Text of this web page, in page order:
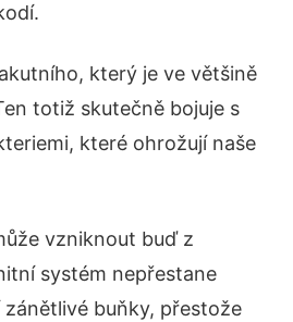
který je ve většině
totiž skutečně bojuje s
které ohrožují naše
vzniknout buď z
systém nepřestane
zánětlivé buňky, přestože